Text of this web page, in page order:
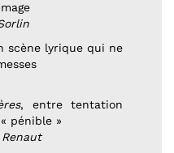
scène lyrique qui ne
, entre tentation
pénible »